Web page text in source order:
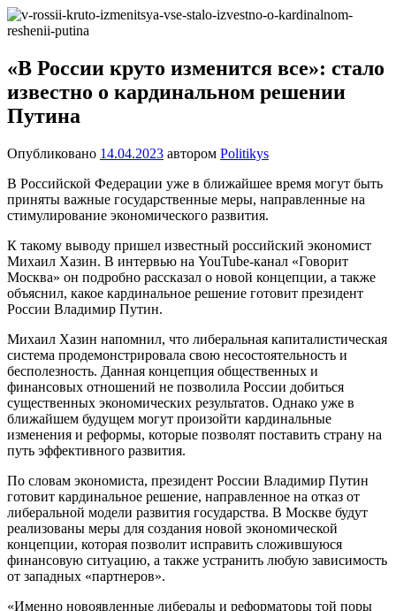
Перейти
к
Новости
Ещё
сайт
на
WordPress
«В России круто изменится все»: стало
известно о кардинальном решении
Путина
Опубликовано 14.04.2023 автором Politikys
В Российской Федерации уже в ближайшее время могут быть
приняты важные государственные меры, направленные на
стимулирование экономического развития.
К такому выводу пришел известный российский экономист
Михаил Хазин. В интервью на YouTube-канал «Говорит
Москва» он подробно рассказал о новой концепции, а также
объяснил, какое кардинальное решение готовит президент
России Владимир Путин.
Михаил Хазин напомнил, что либеральная капиталистическая
система продемонстрировала свою несостоятельность и
бесполезность. Данная концепция общественных и
финансовых отношений не позволила России добиться
существенных экономических результатов. Однако уже в
ближайшем будущем могут произойти кардинальные
изменения и реформы, которые позволят поставить страну на
путь эффективного развития.
По словам экономиста, президент России Владимир Путин
готовит кардинальное решение, направленное на отказ от
либеральной модели развития государства. В Москве будут
реализованы меры для создания новой экономической
концепции, которая позволит исправить сложившуюся
финансовую ситуацию, а также устранить любую зависимость
от западных «партнеров».
«Именно новоявленные либералы и реформаторы той поры